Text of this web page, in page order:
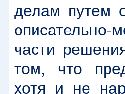
делам путем
описательно-
части
том, что
хотя и не